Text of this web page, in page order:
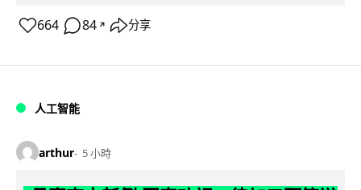
664 84 ↗ 分享
人工智能
arthur 5 小時